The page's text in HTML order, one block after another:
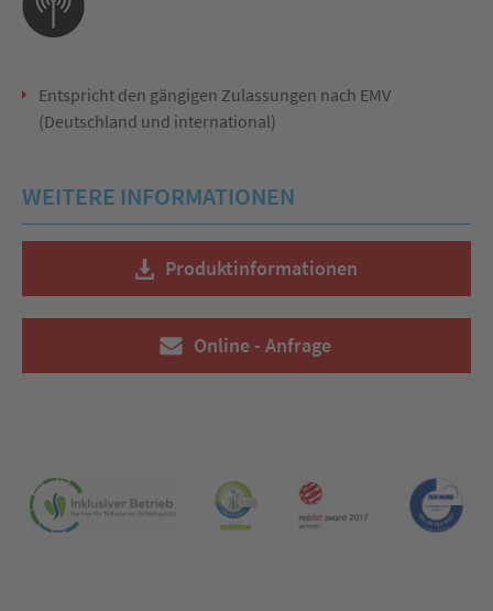
Entspricht den gängigen Zulassungen nach EMV
(Deutschland und international)
WEITERE INFORMATIONEN
Produktinformationen
Online - Anfrage